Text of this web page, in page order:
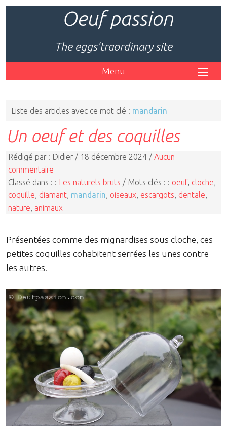
Oeuf passion
The eggs'traordinary site
Menu
Liste des articles avec ce mot clé : mandarin
Un oeuf et des coquilles
Rédigé par : Didier / 18 décembre 2024 / Aucun
commentaire
Classé dans : : Les naturels bruts / Mots clés : : oeuf, cloche
coquille diamant mandarin oiseaux escargots dentale
nature animaux
Présentées comme des mignardises sous cloche, ces
petites coquilles cohabitent serrées les unes contre
les autres.